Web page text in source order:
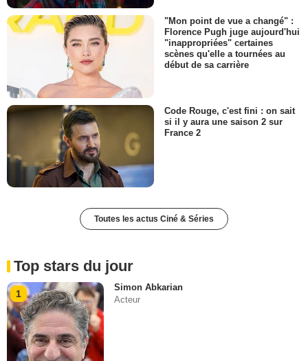
"Mon point de vue a changé" :
Florence Pugh juge aujourd'hui
"inappropriées" certaines
scènes qu'elle a tournées au
début de sa carrière
Code Rouge, c'est fini : on sait
si il y aura une saison 2 sur
France 2
Toutes les actus Ciné & Séries
Top stars du jour
1
Simon Abkarian
Acteur